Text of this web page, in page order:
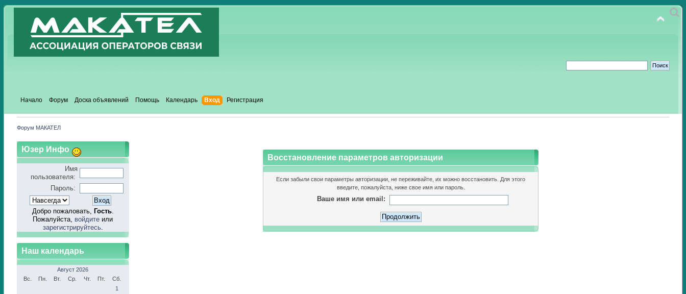
Начало Форум Доска объявлений Помощь Календарь Вход Регистрация
Форум МАКАТЕЛ
Юзер Инфо
Имя
пользователя:
Пароль:
Добро пожаловать, Гость.
Пожалуйста, войдите или
зарегистрируйтесь.
Наш календарь
Август 2026
Вс.
Пн. Вт. Ср. Чт. Пт.
Сб.
1
Восстановление параметров авторизации
Если забыли свои параметры авторизации, не переживайте, их можно восстановить. Для этого
введите, пожалуйста, ниже свое имя или пароль.
Ваше имя или email: